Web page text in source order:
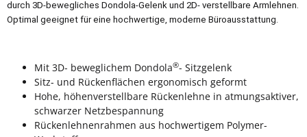
durch 3D-bewegliches Dondola-Gelenk und 2D- verstellbare Armlehnen.
Optimal geeignet für eine hochwertige, moderne Büroausstattung.
Mit 3D- beweglichem Dondola®- Sitzgelenk
Sitz- und Rückenflächen ergonomisch geformt
Hohe, höhenverstellbare Rückenlehne in atmungsaktiver,
schwarzer Netzbespannung
Rückenlehnenrahmen aus hochwertigem Polymer-